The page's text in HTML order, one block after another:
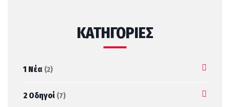
ΚΑΤΗΓΟΡΊΕΣ
1 Νέα (2)
2 Οδηγοί (7)